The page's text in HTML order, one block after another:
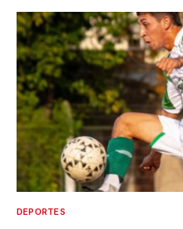
DEPORTES